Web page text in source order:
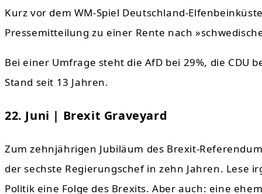
Kurz vor dem WM-Spiel Deutschland-
Pressemitteilung zu einer Rente nach
Bei einer Umfrage steht die AfD bei 29%, die CDU
Stand seit 13 Jahren.
22. Juni | Brexit Graveyard
Zum zehnjährigen Jubiläum des Brexit-
der sechste Regierungschef in zehn Jahren. Lese
Politik eine Folge des Brexits. Aber auch: eine